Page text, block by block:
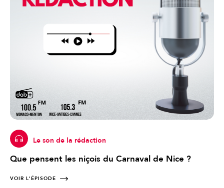
Le son de la rédaction
Que pensent les niçois du Carnaval de Nice ?
VOIR L'ÉPISODE